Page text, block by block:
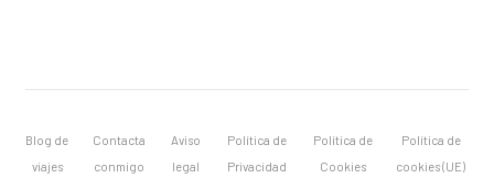
Blog de
viajes
Contacta
conmigo
Aviso
legal
Política de
Privacidad
Política de
Cookies
Política de
cookies (UE)